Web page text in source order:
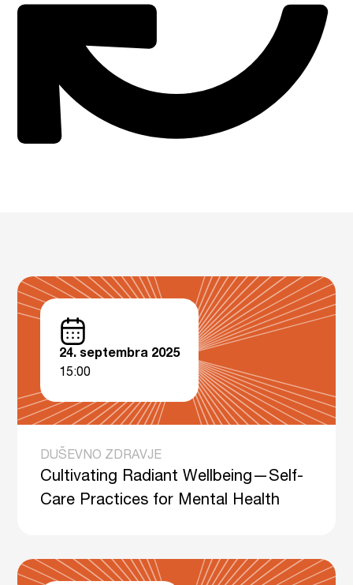
24. septembra 2025
15:00
DUŠEVNO ZDRAVJE
Cultivating Radiant Wellbeing—Self-
Care Practices for Mental Health